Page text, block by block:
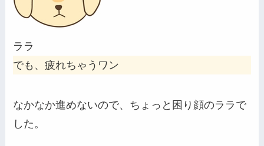
ララ
でも、疲れちゃうワン
なかなか進めないので、ちょっと困り顔のララで
した。